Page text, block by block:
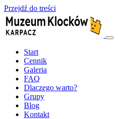
Przejdź do treści
Start
Cennik
Galeria
FAQ
Dlaczego warto?
Grupy
Blog
Kontakt